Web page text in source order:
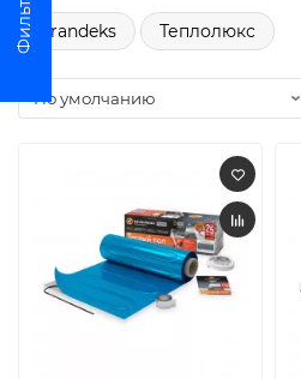
Grandeks Теплолюкс